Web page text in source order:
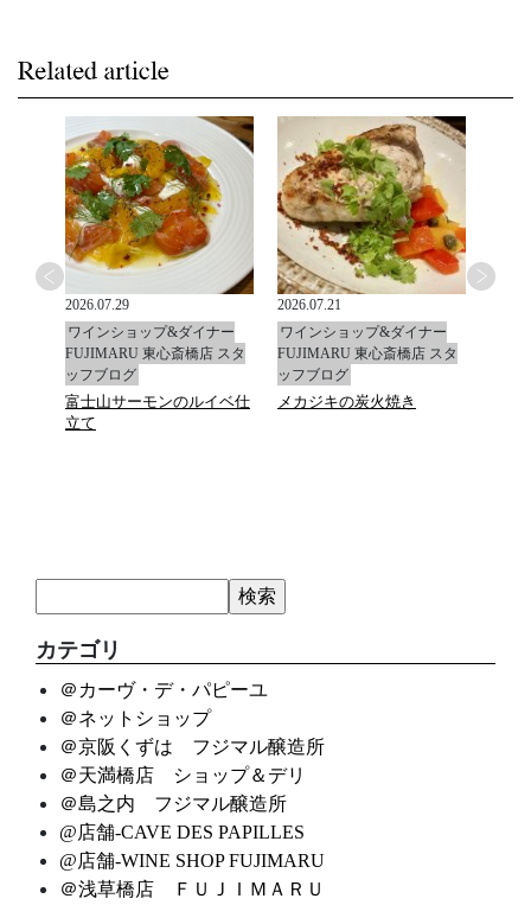
2026.07.29
ワインショップ&ダイナー
FUJIMARU 東心斎橋店 スタ
ッフブログ
富士山サーモンのルイベ仕
立て
2026.07.21
ワインショップ&ダイナー
FUJIMARU 東心斎橋店 スタ
ッフブログ
メカジキの炭火焼き
カテゴリ
＠カーヴ・デ・パピーユ
＠ネットショップ
＠京阪くずは フジマル醸造所
＠天満橋店 ショップ＆デリ
＠島之内 フジマル醸造所
@店舗-CAVE DES PAPILLES
@店舗-WINE SHOP FUJIMARU
＠浅草橋店 ＦＵＪＩＭＡＲＵ